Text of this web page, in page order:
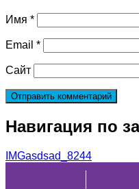
Имя *
Email *
Сайт
Навигация по
IMGasdsad_8244